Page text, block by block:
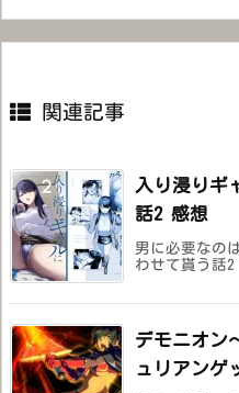
関連記事
入り浸りギ
話2 感想
男に必要なの
わせて貰う話
デモニオ
ュリアンゲ